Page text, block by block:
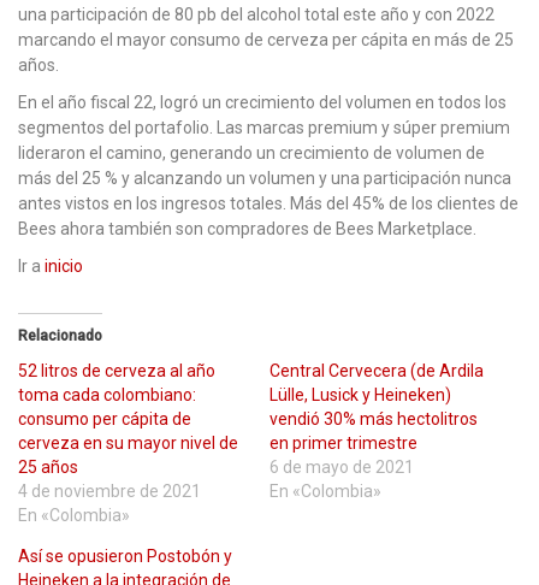
una participación de 80 pb del alcohol total este año y con 2022
marcando el mayor consumo de cerveza per cápita en más de 25
años.
En el año fiscal 22, logró un crecimiento del volumen en todos los
segmentos del portafolio. Las marcas premium y súper premium
lideraron el camino, generando un crecimiento de volumen de
más del 25 % y alcanzando un volumen y una participación nunca
antes vistos en los ingresos totales. Más del 45% de los clientes de
Bees ahora también son compradores de Bees Marketplace.
Ir a inicio
Relacionado
52 litros de cerveza al año
toma cada colombiano:
consumo per cápita de
cerveza en su mayor nivel de
25 años
4 de noviembre de 2021
En «Colombia»
Central Cervecera (de Ardila
Lülle, Lusick y Heineken)
vendió 30% más hectolitros
en primer trimestre
6 de mayo de 2021
En «Colombia»
Así se opusieron Postobón y
Heineken a la integración de